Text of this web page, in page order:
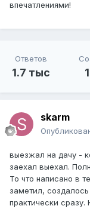
впечатлениями!
Ответов
1.7 тыс
skarm
выезжал на дачу -
заехал выехал.
То что написано в
заметил,
практически